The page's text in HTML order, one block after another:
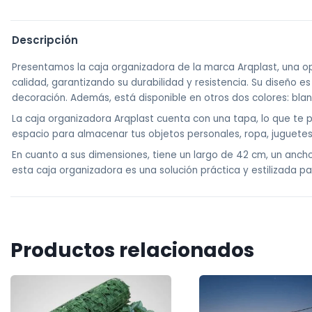
Descripción
Presentamos la caja organizadora de la marca Arqplast, una
calidad, garantizando su durabilidad y resistencia. Su diseño
decoración. Además, está disponible en otros dos colores:
La caja organizadora Arqplast cuenta con una tapa, lo que
espacio para almacenar tus objetos personales, ropa,
En cuanto a sus dimensiones, tiene un largo de 42 cm, un
esta caja organizadora es una solución práctica y estilizada
Productos relacionados